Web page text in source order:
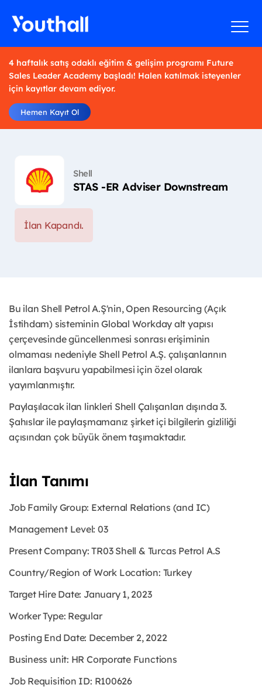
4 haftalık satış odaklı eğitim & gelişim programı Future
Sales Leader Academy başladı! Halen katılmak isteyenler
için kayıtlar devam ediyor.
Hemen Kayıt Ol
Shell
STAS -ER Adviser Downstream
İlan Kapandı.
Bu ilan Shell Petrol A.Ş'nin, Open Resourcing (Açık
İstihdam) sisteminin Global Workday alt yapısı
çerçevesinde güncellenmesi sonrası erişiminin
olmaması nedeniyle Shell Petrol A.Ş. çalışanlarının
ilanlara başvuru yapabilmesi için özel olarak
yayımlanmıştır. ​
Paylaşılacak ilan linkleri Shell Çalışanları dışında 3.
Şahıslar ile paylaşmamanız şirket içi bilgilerin gizliliği
açısından çok büyük önem taşımaktadır.
İlan Tanımı
Job Family Group: External Relations (and IC)
Management Level: 03
Present Company:TR03 Shell & Turcas Petrol A.S
Country/Region of Work Location: Turkey
Target Hire Date: January 1, 2023
Worker Type: Regular
Posting End Date: December 2, 2022
Business unit: HR Corporate Functions
Job Requisition ID: R100626